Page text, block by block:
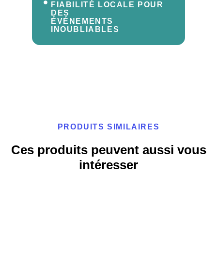
FIABILITÉ LOCALE POUR
DES
ÉVÉNEMENTS
INOUBLIABLES
PRODUITS SIMILAIRES
Ces produits peuvent aussi vous
intéresser